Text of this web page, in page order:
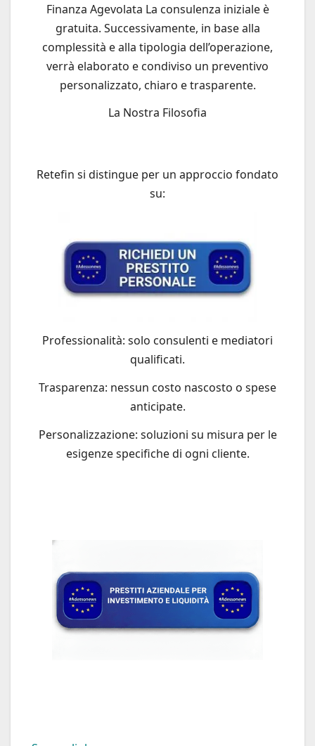
Finanza Agevolata La consulenza iniziale è
gratuita. Successivamente, in base alla
complessità e alla tipologia dell’operazione,
verrà elaborato e condiviso un preventivo
personalizzato, chiaro e trasparente.
La Nostra Filosofia
Retefin si distingue per un approccio fondato
su:
Professionalità: solo consulenti e mediatori
qualificati.
Trasparenza: nessun costo nascosto o spese
anticipate.
Personalizzazione: soluzioni su misura per le
esigenze specifiche di ogni cliente.